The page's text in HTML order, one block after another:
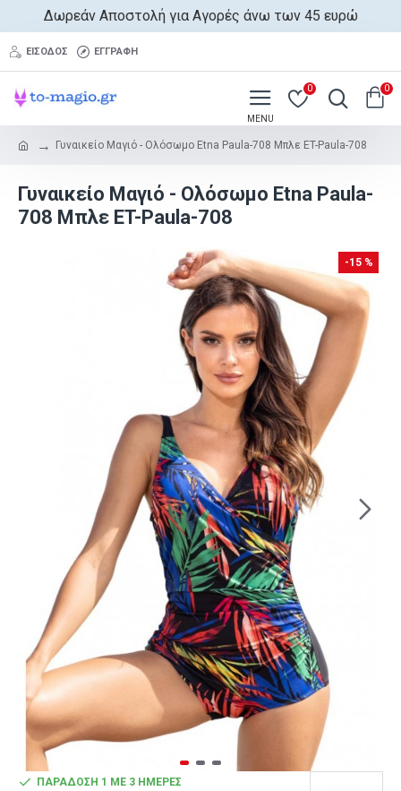
Δωρεάν Αποστολή για Αγορές άνω των 45 ευρώ
ΕΊΣΟΔΟΣ ΕΓΓΡΑΦΉ
0 0
Γυναικείο Μαγιό - Ολόσωμο Etna Paula-708 Μπλε ET-Paula-708
Γυναικείο Μαγιό - Ολόσωμο Etna Paula-
708 Μπλε ET-Paula-708
-15 %
ΠΑΡΆΔΟΣΗ 1 ΜΕ 3 ΗΜΈΡΕΣ